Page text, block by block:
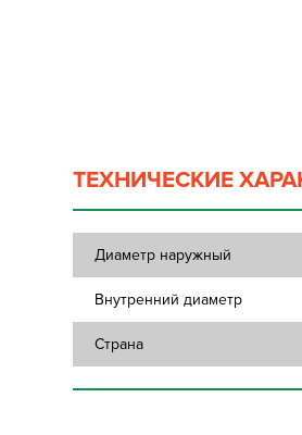
ТЕХНИЧЕСКИЕ
Диаметр наружный
Внутренний диаметр
Страна